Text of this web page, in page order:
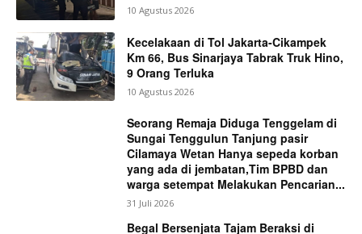
10 Agustus 2026
Kecelakaan di Tol Jakarta-Cikampek
Km 66, Bus Sinarjaya Tabrak Truk Hino,
9 Orang Terluka
10 Agustus 2026
Seorang Remaja Diduga Tenggelam di
Sungai Tenggulun Tanjung pasir
Cilamaya Wetan Hanya sepeda korban
yang ada di jembatan,Tim BPBD dan
warga setempat Melakukan Pencarian...
31 Juli 2026
Begal Bersenjata Tajam Beraksi di